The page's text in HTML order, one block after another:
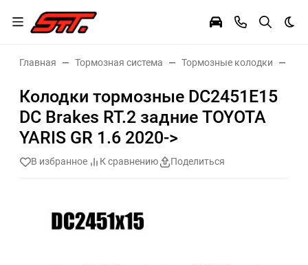
Главная Тормозная система Тормозные колодки
Колодки тормозные DC2451E15
DC Brakes RT.2 задние TOYOTA
YARIS GR 1.6 2020->
В избранное К сравнению Поделиться